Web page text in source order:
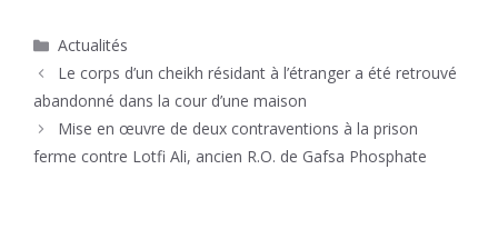
Catégories
Actualités
Le corps d’un cheikh résidant à l’étranger a été retrouvé
abandonné dans la cour d’une maison
Mise en œuvre de deux contraventions à la prison
ferme contre Lotfi Ali, ancien R.O. de Gafsa Phosphate